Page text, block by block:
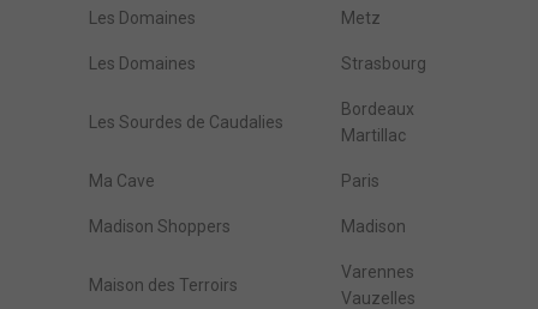
Les Domaines Metz
Les Domaines Strasbourg
Les Sourdes de Caudalies
Bordeaux
Martillac
Ma Cave Paris
Madison Shoppers Madison
Maison des Terroirs
Varennes
Vauzelles